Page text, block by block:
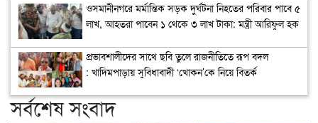
ওসমানীনগরে মর্মান্তিক সড়ক দুর্ঘটনা নিহতের পরিবার পাবে ৫
লাখ, আহতরা পাবেন ১ থেকে ৩ লাখ টাকা: মন্ত্রী আরিফুল হক
প্রভাবশালীদের সাথে ছবি তুলে রাজনীতিতে রূপ বদল
: খাদিমপাড়ায় সুবিধাবাদী ‘খোকন’কে নিয়ে বিতর্ক
সর্বশেষ সংবাদ